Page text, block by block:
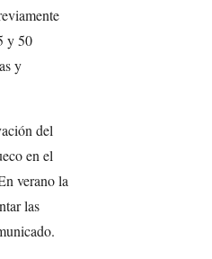
y 50
y
del
en el
verano la
las